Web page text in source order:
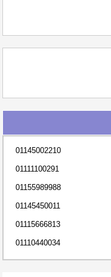
01145002210
01111100291
01155989988
01145450011
01115666813
01110440034